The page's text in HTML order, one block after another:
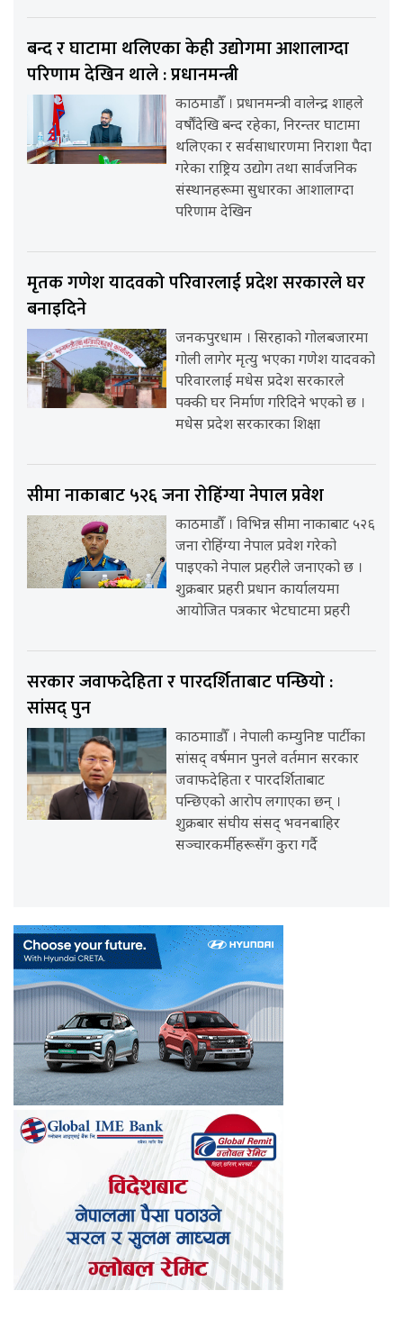
बन्द र घाटामा थलिएका केही उद्योगमा आशालाग्दा
परिणाम देखिन थाले : प्रधानमन्त्री
काठमाडौँ । प्रधानमन्त्री वालेन्द्र शाहले
वर्षौंदेखि बन्द रहेका, निरन्तर घाटामा
थलिएका र सर्वसाधारणमा निराशा पैदा
गरेका राष्ट्रिय उद्योग तथा सार्वजनिक
संस्थानहरूमा सुधारका आशालाग्दा
परिणाम देखिन
मृतक गणेश यादवको परिवारलाई प्रदेश सरकारले घर
बनाइदिने
जनकपुरधाम । सिरहाको गोलबजारमा
गोली लागेर मृत्यु भएका गणेश यादवको
परिवारलाई मधेस प्रदेश सरकारले
पक्की घर निर्माण गरिदिने भएको छ ।
मधेस प्रदेश सरकारका शिक्षा
सीमा नाकाबाट ५२६ जना रोहिंग्या नेपाल प्रवेश
काठमाडौँ । विभिन्न सीमा नाकाबाट ५२६
जना रोहिंग्या नेपाल प्रवेश गरेको
पाइएको नेपाल प्रहरीले जनाएको छ ।
शुक्रबार प्रहरी प्रधान कार्यालयमा
आयोजित पत्रकार भेटघाटमा प्रहरी
सरकार जवाफदेहिता र पारदर्शिताबाट पन्छियो :
सांसद् पुन
काठमााडौँ । नेपाली कम्युनिष्ट पार्टीका
सांसद् वर्षमान पुनले वर्तमान सरकार
जवाफदेहिता र पारदर्शिताबाट
पन्छिएको आरोप लगाएका छन् ।
शुक्रबार संघीय संसद् भवनबाहिर
सञ्चारकर्मीहरूसँग कुरा गर्दै